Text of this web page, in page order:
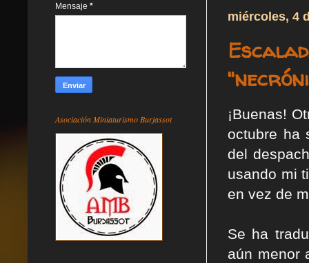
miércoles, 4
¡Buenas!
octubre ha
del
usando mi
en vez de
Se ha
aún menor
Mensaje *
Asociación Miniaturismo Burjassot